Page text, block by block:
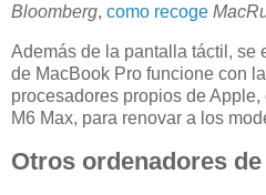
Bloomberg, como recoge
Además de la pantalla táctil, se
de MacBook Pro funcione con
procesadores propios de
M6 Max, para renovar a los
Otros ordenadores